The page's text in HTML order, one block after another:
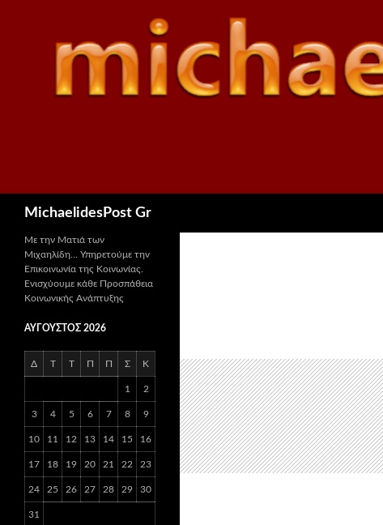
MichaelidesPost Gr
Με την Ματιά των
Μιχαηλίδη… Υπηρετούμε την
Επικοινωνία της Κοινωνίας.
Ενισχύουμε κάθε Προσπάθεια
Κοινωνικής Ανάπτυξης
ΑΎΓΟΥΣΤΟΣ 2026
Δ Τ Τ Π Π Σ Κ
1 2
3 4 5 6 7 8 9
10 11 12 13 14 15 16
17 18 19 20 21 22 23
24 25 26 27 28 29 30
31